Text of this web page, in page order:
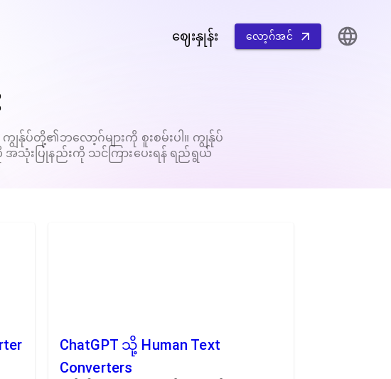
ဈေးနှုန်း လော့ဂ်အင်
ျွန်ုပ်တို့၏ဘလော့ဂ်များကို စူးစမ်းပါ။ ကျွန်ုပ်
းပြုနည်းကို သင်ကြားပေးရန် ရည်ရွယ်
ChatGPT သို့ Human Text
Converters